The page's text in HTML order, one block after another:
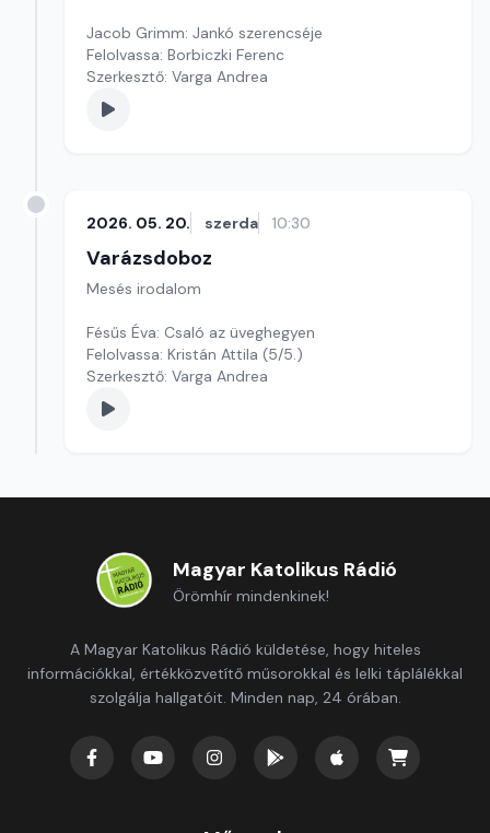
Jacob Grimm: Jankó szerencséje
Felolvassa: Borbiczki Ferenc
Szerkesztő: Varga Andrea
2026. 05. 20. szerda 10:30
Varázsdoboz
Mesés irodalom
Fésűs Éva: Csaló az üveghegyen
Felolvassa: Kristán Attila (5/5.)
Szerkesztő: Varga Andrea
Magyar Katolikus Rádió
Örömhír mindenkinek!
A Magyar Katolikus Rádió küldetése, hogy hiteles
információkkal, értékközvetítő műsorokkal és lelki táplálékkal
szolgálja hallgatóit. Minden nap, 24 órában.